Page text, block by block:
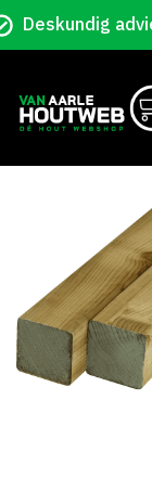
Deskundig advies